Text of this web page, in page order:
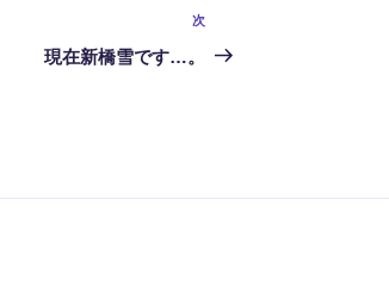
次
の
次
現在新橋雪です…。